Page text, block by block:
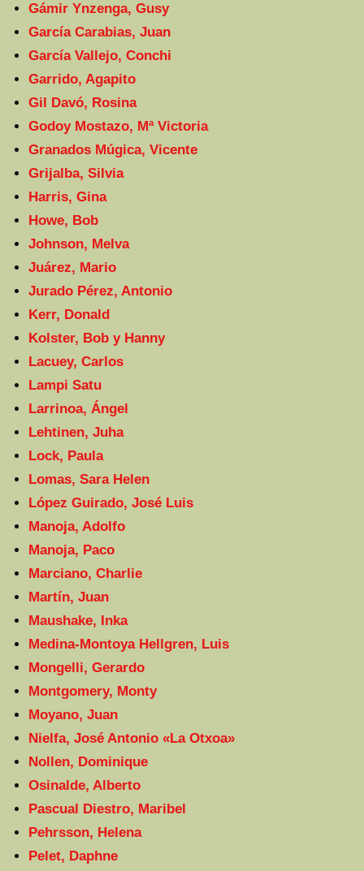
Gámir Ynzenga, Gusy
García Carabias, Juan
García Vallejo, Conchi
Garrido, Agapito
Gil Davó, Rosina
Godoy Mostazo, Mª Victoria
Granados Múgica, Vicente
Grijalba, Silvia
Harris, Gina
Howe, Bob
Johnson, Melva
Juárez, Mario
Jurado Pérez, Antonio
Kerr, Donald
Kolster, Bob y Hanny
Lacuey, Carlos
Lampi Satu
Larrinoa, Ángel
Lehtinen, Juha
Lock, Paula
Lomas, Sara Helen
López Guirado, José Luis
Manoja, Adolfo
Manoja, Paco
Marciano, Charlie
Martín, Juan
Maushake, Inka
Medina-Montoya Hellgren, Luis
Mongelli, Gerardo
Montgomery, Monty
Moyano, Juan
Nielfa, José Antonio «La Otxoa»
Nollen, Dominique
Osinalde, Alberto
Pascual Diestro, Maribel
Pehrsson, Helena
Pelet, Daphne